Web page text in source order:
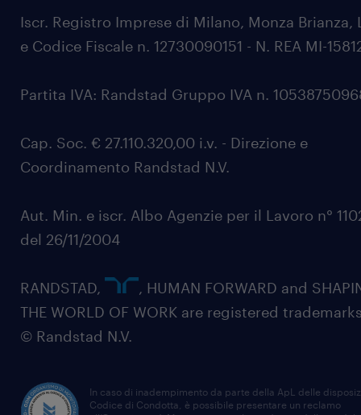
Iscr. Registro Imprese di Milano, Monza Brianza,
e Codice Fiscale n. 12730090151 - N. REA MI-
Partita IVA: Randstad Gruppo IVA n.
Cap. Soc. € 27.110.320,00 i.v. - Direzione e
Coordinamento Randstad N.V.
Aut. Min. e iscr. Albo Agenzie per il Lavoro n°
del 26/11/2004
RANDSTAD,
, HUMAN FORWARD and
THE WORLD OF WORK are registered
© Randstad N.V.
In caso di inadempimento da parte della ApL delle
Codice di Condotta, è possibile presentare un reclamo